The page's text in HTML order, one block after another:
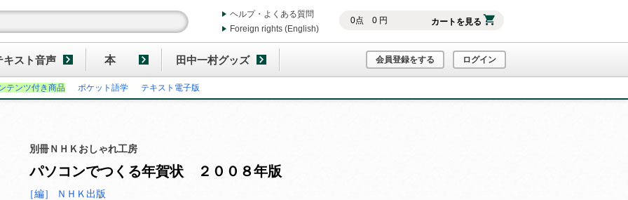
0点 0円 カートを見る
ヘルプ・よくある質問
Foreign rights (English)
キスト音声 本 田中一村グッズ 会員登録をする ログイン
テンツ付き商品 ポケット語学 テキスト電子版
別冊ＮＨＫおしゃれ工房
パソコンでつくる年賀状 ２００８年版
［編］ ＮＨＫ出版